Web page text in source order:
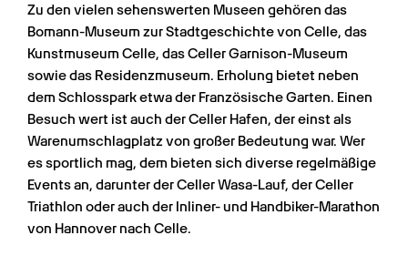
Zu den vielen sehenswerten Museen gehören das
Bomann-Museum zur Stadtgeschichte von Celle, das
Kunstmuseum Celle, das Celler Garnison-Museum
sowie das Residenzmuseum. Erholung bietet neben
dem Schlosspark etwa der Französische Garten. Einen
Besuch wert ist auch der Celler Hafen, der einst als
Warenumschlagplatz von großer Bedeutung war. Wer
es sportlich mag, dem bieten sich diverse regelmäßige
Events an, darunter der Celler Wasa-Lauf, der Celler
Triathlon oder auch der Inliner- und Handbiker-Marathon
von Hannover nach Celle.